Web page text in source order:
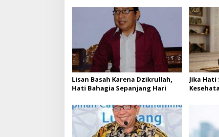
Lisan Basah Karena Dzikrullah,
Hati Bahagia Sepanjang Hari
Jika Hati